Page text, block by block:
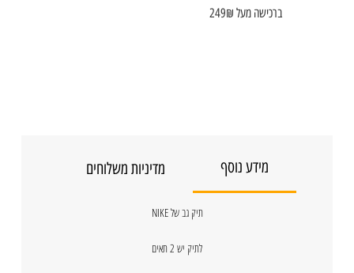
ברכישה מעל 249₪
מידע נוסף מדיניות משלוחים
תיק גב של NIKE
לתיק יש 2 תאים